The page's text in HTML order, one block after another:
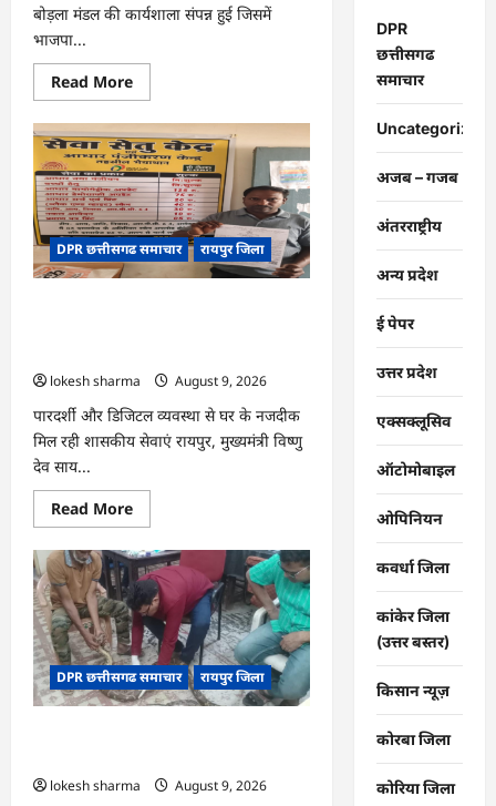
बोड़ला मंडल की कार्यशाला संपन्न हुई जिसमें
भाजपा...
Read MoreRead
more
CG
:
हमारी
आन,
बान
और
शान
है
तिरंगा
:
जसविंदर
DPR छत्तीसगढ समाचार रायपुर जिला
lokesh sharma
August 9, 2026
पारदर्शी और डिजिटल व्यवस्था से घर के नजदीक
मिल रही शासकीय सेवाएं रायपुर, मुख्यमंत्री विष्णु
देव साय...
Read MoreRead
more
CG
सेवा
सेतु
बना
विद्यार्थियों
के
भविष्य
का
संबल,
छात्रा
मिला
DPR छत्तीसगढ समाचार रायपुर जिला
lokesh sharma
August 9, 2026
DPR
छत्तीसगढ
समाचार
Uncategorized
अजब – गजब
अंतरराष्ट्रीय
अन्य प्रदेश
ई पेपर
उत्तर प्रदेश
एक्सक्लूसिव
ऑटोमोबाइल
ओपिनियन
कवर्धा जिला
कांकेर जिला
(उत्तर बस्तर)
किसान न्यूज़
कोरबा जिला
कोरिया जिला